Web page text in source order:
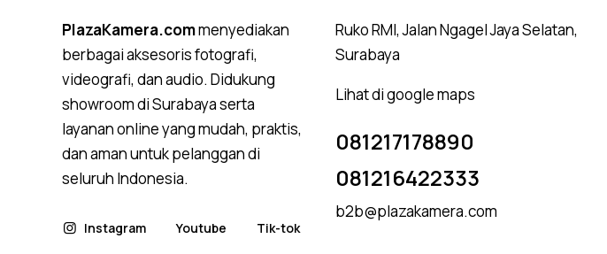
PlazaKamera.commenyediakan
berbagai aksesoris fotografi,
videografi, dan audio. Didukung
showroom di Surabaya serta
layanan online yang mudah, praktis,
dan aman untuk pelanggan di
seluruh Indonesia.
Instagram Youtube Tik-tok
Ruko RMI, Jalan Ngagel Jaya Selatan,
Surabaya
Lihat di google maps
081217178890
081216422333
b2b@plazakamera.com